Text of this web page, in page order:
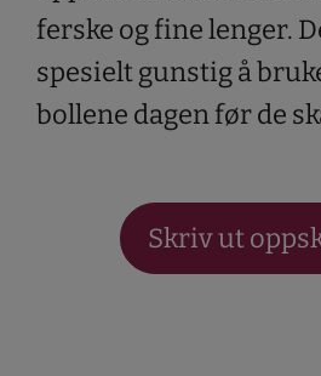
ferske og fine lenger.
spesielt gunstig å
bollene dagen før de
Skriv ut